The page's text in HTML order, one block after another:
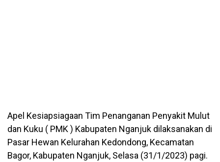
Apel Kesiapsiagaan Tim Penanganan Penyakit Mulut
dan Kuku ( PMK ) Kabupaten Nganjuk dilaksanakan di
Pasar Hewan Kelurahan Kedondong, Kecamatan
Bagor, Kabupaten Nganjuk, Selasa (31/1/2023) pagi.